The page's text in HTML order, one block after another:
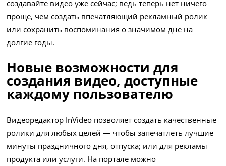
создавайте видео уже сейчас; ведь теперь нет ничего
проще, чем создать впечатляющий рекламный ролик
или сохранить воспоминания о значимом дне на
долгие годы.
Новые возможности для
создания видео, доступные
каждому пользователю
Видеоредактор InVideo позволяет создать качественные
ролики для любых целей — чтобы запечатлеть лучшие
минуты праздничного дня, отпуска; или для рекламы
продукта или услуги. На портале можно